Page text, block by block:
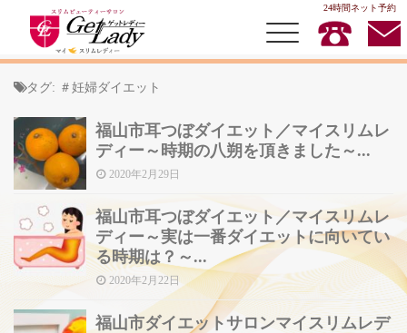
24時間ネット予約
TOP
MENU
店内キャンペーン
スタッフ紹介
お客様の声
お問合せ
タグ: ＃妊婦ダイエット
福山市耳つぼダイエット／マイスリムレ
ディー～時期の八朔を頂きました～...
2020年2月29日
福山市耳つぼダイエット／マイスリムレ
ディー～実は一番ダイエットに向いてい
る時期は？～...
2020年2月22日
福山市ダイエットサロンマイスリムレデ